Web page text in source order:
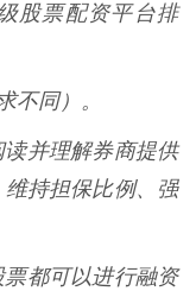
股票配资平台排
不同）。
并理解券商提供
持担保比例、强
都可以进行融资